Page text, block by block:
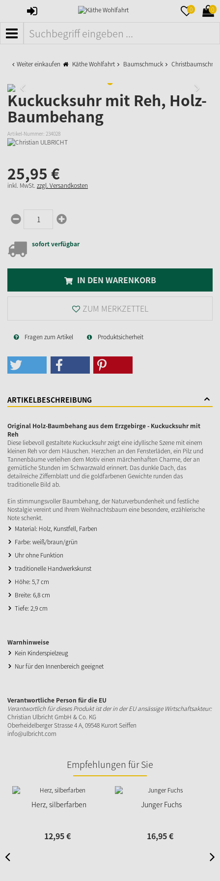
ANMELDEN 0 0
MENÜ
Weiter einkaufen Käthe Wohlfahrt Baumschmuck
Kuckucksuhr mit Reh, Holz-
Baumbehang
Artikel-Nummer: 234028
25,95 €
inkl. MwSt. zzgl. Versandkosten
sofort verfügbar
IN DEN WARENKORB
ZUM MERKZETTEL
Fragen zum Artikel Produktsicherheit
ARTIKELBESCHREIBUNG
Original Holz-Baumbehang aus dem Erzgebirge - Kuckucksuhr mit
Reh
Diese liebevoll gestaltete Kuckucksuhr zeigt eine idyllische Szene mit einem
kleinen Reh vor dem Häuschen. Herzchen an den Fensterläden, ein Pilz und
Tannenbäume verleihen dem Motiv einen märchenhaften Charme, der an
gemütliche Stunden im Schwarzwald erinnert. Das dunkle Dach, das
detailreiche Ziffernblatt und die goldfarbenen Gewichte runden das
traditionelle Bild ab.
Ein stimmungsvoller Baumbehang, der Naturverbundenheit und festliche
Nostalgie vereint und Ihrem Weihnachtsbaum eine besondere, erzählerische
Note schenkt.
Material: Holz, Kunstfell, Farben
Farbe: weiß/braun/grün
Uhr ohne Funktion
traditionelle Handwerkskunst
Höhe: 5,7 cm
Breite: 6,8 cm
Tiefe: 2,9 cm
Warnhinweise
Kein Kinderspielzeug
Nur für den Innenbereich geeignet
Verantwortliche Person für die EU
Verantwortlich für dieses Produkt ist der in der EU ansässige Wirtschaftsakteur:
Christian Ulbricht GmbH & Co. KG
Oberheidelberger Strasse 4 A, 09548 Kurort Seiffen
info@ulbricht.com
Empfehlungen für Sie
Herz, silberfarben
12,95€
Junger Fuchs
16,95€